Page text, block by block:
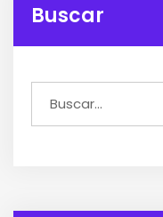
Buscar